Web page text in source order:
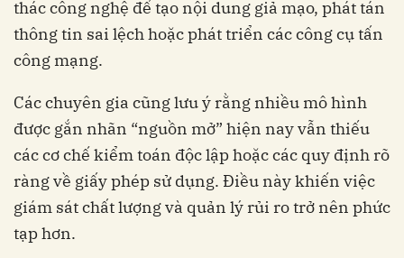
thác công nghệ để tạo nội dung giả mạo, phát tán
thông tin sai lệch hoặc phát triển các công cụ tấn
công mạng.
Các chuyên gia cũng lưu ý rằng nhiều mô hình
được gắn nhãn “nguồn mở” hiện nay vẫn thiếu
các cơ chế kiểm toán độc lập hoặc các quy định rõ
ràng về giấy phép sử dụng. Điều này khiến việc
giám sát chất lượng và quản lý rủi ro trở nên phức
tạp hơn.